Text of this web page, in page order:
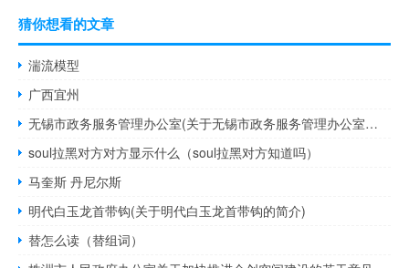
猜你想看的文章
湍流模型
广西宜州
无锡市政务服务管理办公室(关于无锡市政务服务管理办公室的简介)
soul拉黑对方对方显示什么（soul拉黑对方知道吗）
马奎斯 丹尼尔斯
明代白玉龙首带钩(关于明代白玉龙首带钩的简介)
替怎么读（替组词）